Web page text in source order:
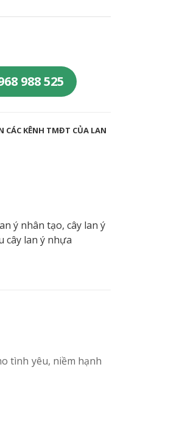
988 525
CÁC KÊNH TMĐT CỦA LAN
ý nhân tạo, cây lan ý
cây lan ý nhựa
tình yêu, niềm hạnh